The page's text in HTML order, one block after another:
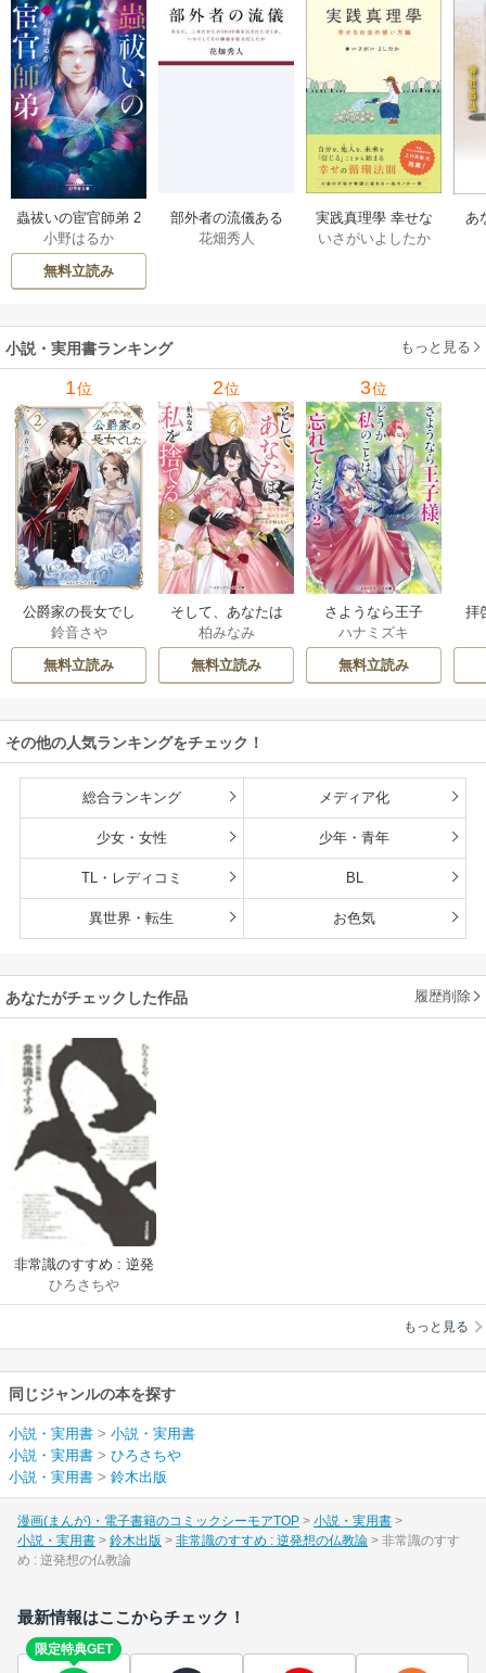
蟲祓いの宦官師弟 2
巻
小野はるか
無料立読み
部外者の流儀ある
日、三木たかしの5
したか 1巻
花畑秀人
実践真理學 幸せな
お金の使い方編 1巻
いさがいよしたか
あ
小説・実用書ランキング もっと見る
1位
公爵家の長女でし
た
鈴音さや
無料立読み
2位
そして、あなたは
私を捨てる
柏みなみ
無料立読み
3位
さようなら王子
様、どうか私のこ
とは忘れてくださ
い
ハナミズキ
無料立読み
拝
その他の人気ランキングをチェック！
総合ランキング メディア化
少女・女性 少年・青年
TL・レディコミ BL
異世界・転生 お色気
あなたがチェックした作品 履歴削除
非常識のすすめ : 逆発
想の仏教論
ひろさちや
もっと見る
同じジャンルの本を探す
小説・実用書 > 小説・実用書
小説・実用書 > ひろさちや
小説・実用書 > 鈴木出版
漫画(まんが)・電子書籍のコミックシーモアTOP
小説・実用書
小説・実用書
鈴木出版 非常識のすすめ : 逆発想の仏教論
非常識のすす
め : 逆発想の仏教論
最新情報はここからチェック！
限定特典GET